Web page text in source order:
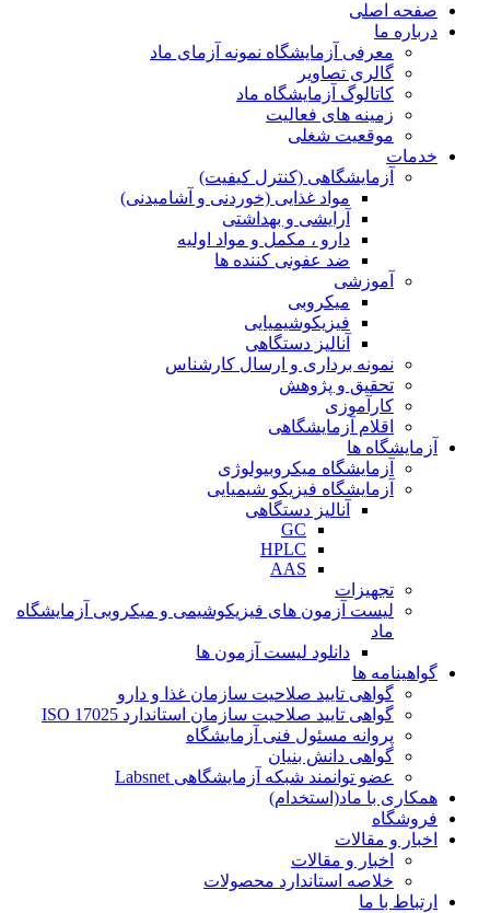
صفحه اصلی
درباره ما
معرفی آزمایشگاه نمونه آزمای ماد
گالری تصاویر
کاتالوگ آزمایشگاه ماد
زمینه های فعالیت
موقعیت شغلی
خدمات
آزمایشگاهی (کنترل کیفیت)
مواد غذایی (خوردنی و آشامیدنی)
آرایشی و بهداشتی
دارو ، مکمل و مواد اولیه
ضد عفونی کننده ها
آموزشی
میکروبی
فیزیکوشیمیایی
آنالیز دستگاهی
نمونه برداری و ارسال کارشناس
تحقیق و پژوهش
کارآموزی
اقلام آزمایشگاهی
آزمایشگاه ها
آزمایشگاه میکروبیولوژی
آزمایشگاه فیزیکو شیمیایی
آنالیز دستگاهی
GC
HPLC
AAS
تجهیزات
لیست آزمون های فیزیکوشیمی و میکروبی آزمایشگاه
ماد
دانلود لیست آزمون ها
گواهینامه ها
گواهی تایید صلاحیت سازمان غذا و دارو
گواهی تایید صلاحیت سازمان استاندارد ISO 17025
پروانه مسئول فنی آزمایشگاه
گواهی دانش بنیان
عضو توانمند شبکه آزمایشگاهی Labsnet
همکاری با ماد(استخدام)
فروشگاه
اخبار و مقالات
اخبار و مقالات
خلاصه استاندارد محصولات
ارتباط با ما